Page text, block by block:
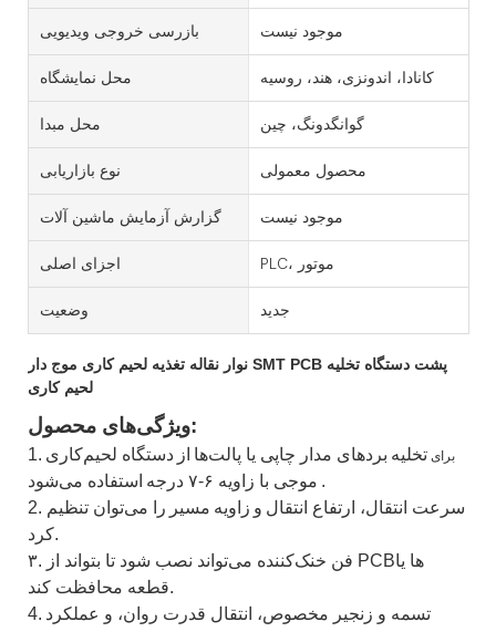
بازرسی خروجی ویدیویی موجود نیست
محل نمایشگاه کانادا، اندونزی، هند، روسیه
محل مبدا گوانگدونگ، چین
نوع بازاریابی محصول معمولی
گزارش آزمایش ماشین آلات موجود نیست
اجزای اصلی PLC، موتور
وضعیت جدید
نوار نقاله تغذیه لحیم کاری موج دار SMT PCB پشت دستگاه تخلیه
لحیم کاری
ویژگی‌های محصول:
1. برای تخلیه بردهای مدار چاپی یا پالت‌ها از دستگاه لحیم‌کاری
موجی با زاویه ۶-۷ درجه
استفاده می‌شود
.
2. سرعت انتقال، ارتفاع انتقال و زاویه مسیر را می‌توان تنظیم
کرد.
۳. فن خنک‌کننده می‌تواند نصب شود تا بتواند از PCBها یا
قطعه محافظت کند.
4. تسمه و زنجیر مخصوص، انتقال قدرت روان، و عملکرد